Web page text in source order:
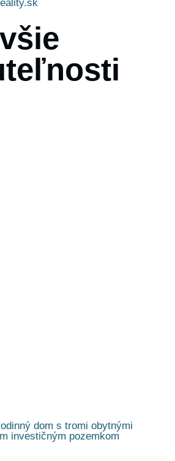
dom s tromi obytnými
investičným pozemkom